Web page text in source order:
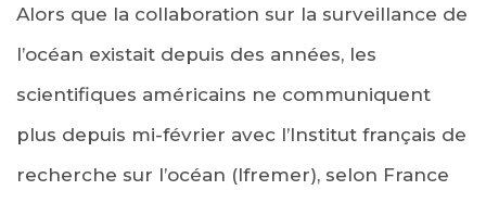
Alors que la collaboration sur la surveillance de
l’océan existait depuis des années, les
scientifiques américains ne communiquent
plus depuis mi-février avec l’Institut français de
recherche sur l’océan (Ifremer), selon France